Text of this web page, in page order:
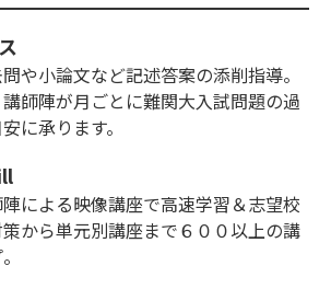
や小論文など記述答案の添削指導。
師陣が月ごとに難関大入試問題の過
に承ります。
による映像講座で高速学習＆志望校
から単元別講座まで６００以上の講